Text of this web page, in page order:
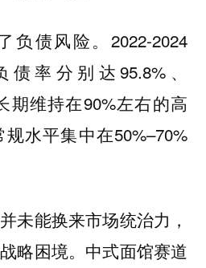
负债风险。2022-2024
率分别达95.8%、
期维持在90%左右的高
水平集中在50%–70%
未能换来市场统治力，
略困境。中式面馆赛道